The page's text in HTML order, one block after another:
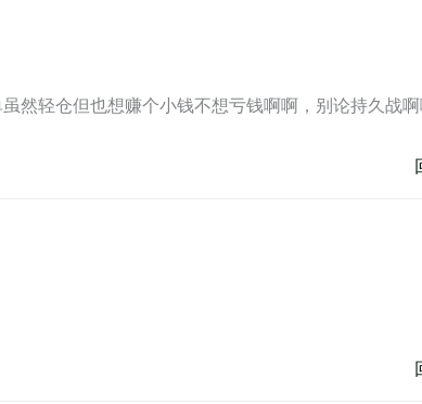
然轻仓但也想赚个小钱不想亏钱啊啊，别论持久战